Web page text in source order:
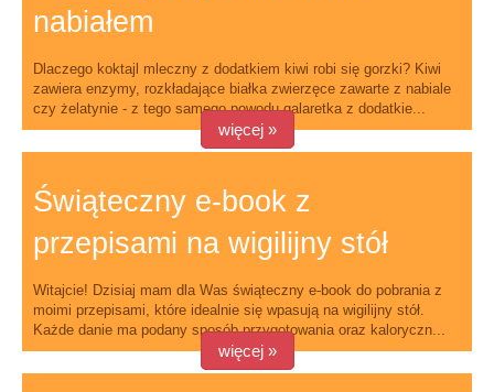
nabiałem
Dlaczego koktajl mleczny z dodatkiem kiwi robi się gorzki? Kiwi
zawiera enzymy, rozkładające białka zwierzęce zawarte z nabiale
czy żelatynie - z tego samego powodu galaretka z dodatkie...
więcej »
Świąteczny e-book z
przepisami na wigilijny stół
Witajcie! Dzisiaj mam dla Was świąteczny e-book do pobrania z
moimi przepisami, które idealnie się wpasują na wigilijny stół.
Każde danie ma podany sposób przygotowania oraz kaloryczn...
więcej »